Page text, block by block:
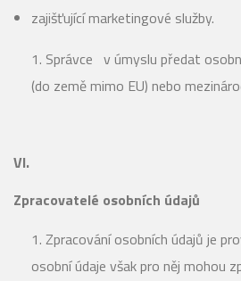
zajišťující marketingové služby.
Správce v úmyslu předat
(do země mimo EU) nebo
VI.
Zpracovatelé osobních údajů
Zpracování osobních údajů je
osobní údaje však pro něj mohou